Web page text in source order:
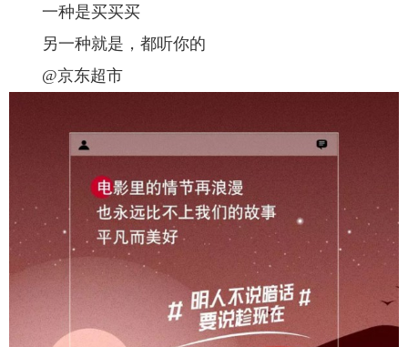
一种是买买买
另一种就是，都听你的
@京东超市